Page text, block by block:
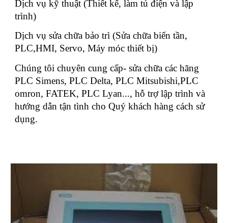
Dịch vụ kỹ thuật (Thiết kế, làm tủ điện và lập
trình)
Dịch vụ sửa chữa bảo trì (Sửa chữa biến tần,
PLC,HMI, Servo, Máy móc thiết bị)
Chúng tôi chuyên cung cấp- sửa chữa các hãng
PLC Simens, PLC Delta, PLC Mitsubishi,PLC
omron, FATEK, PLC Lyan..., hỗ trợ lập trình và
hướng dẫn tận tình cho Quý khách hàng cách sử
dụng.